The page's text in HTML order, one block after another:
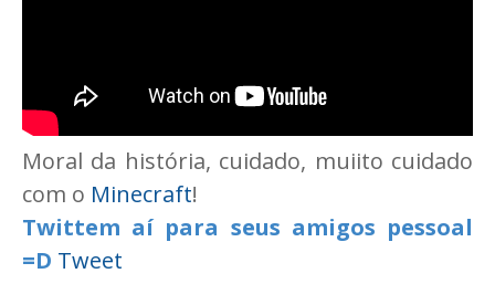
Moral da história, cuidado, muiito cuidado
com o Minecraft!
Twittem aí para seus amigos pessoal
=D Tweet